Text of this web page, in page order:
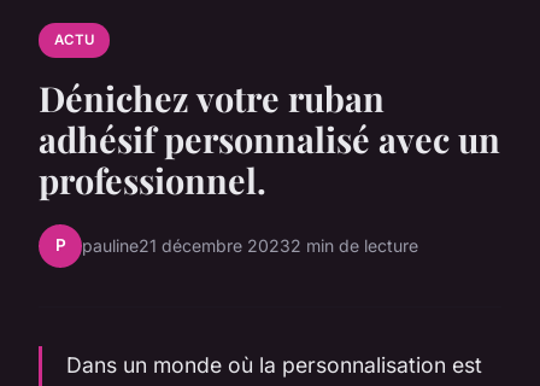
ACTU
Dénichez votre ruban
adhésif personnalisé avec un
professionnel.
P pauline21 décembre 20232 min de lecture
Dans un monde où la personnalisation est